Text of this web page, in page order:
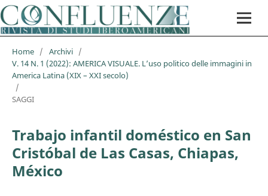
Home / Archivi /
V. 14 N. 1 (2022): AMERICA VISUALE. L’uso politico delle immagini in
America Latina (XIX – XXI secolo)
/
SAGGI
Trabajo infantil doméstico en San
Cristóbal de Las Casas, Chiapas,
México